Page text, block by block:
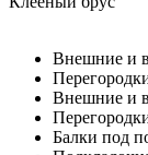
Внешние и
Внешние и
Балки под